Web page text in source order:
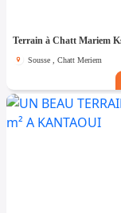
Sousse , Chatt Meriem